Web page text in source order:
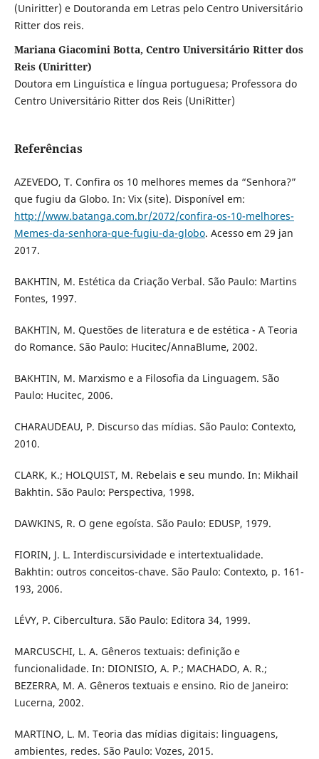
(Uniritter) e Doutoranda em Letras pelo Centro Universitário
Ritter dos reis.
Mariana Giacomini Botta, Centro Universitário Ritter dos
Reis (Uniritter)
Doutora em Linguística e língua portuguesa; Professora do
Centro Universitário Ritter dos Reis (UniRitter)
Referências
AZEVEDO, T. Confira os 10 melhores memes da “Senhora?”
que fugiu da Globo. In: Vix (site). Disponível em:
http://www.batanga.com.br/2072/confira-os-10-melhores-
Memes-da-senhora-que-fugiu-da-globo. Acesso em 29 jan
2017.
BAKHTIN, M. Estética da Criação Verbal. São Paulo: Martins
Fontes, 1997.
BAKHTIN, M. Questões de literatura e de estética - A Teoria
do Romance. São Paulo: Hucitec/AnnaBlume, 2002.
BAKHTIN, M. Marxismo e a Filosofia da Linguagem. São
Paulo: Hucitec, 2006.
CHARAUDEAU, P. Discurso das mídias. São Paulo: Contexto,
2010.
CLARK, K.; HOLQUIST, M. Rebelais e seu mundo. In: Mikhail
Bakhtin. São Paulo: Perspectiva, 1998.
DAWKINS, R. O gene egoísta. São Paulo: EDUSP, 1979.
FIORIN, J. L. Interdiscursividade e intertextualidade.
Bakhtin: outros conceitos-chave. São Paulo: Contexto, p. 161-
193, 2006.
LÉVY, P. Cibercultura. São Paulo: Editora 34, 1999.
MARCUSCHI, L. A. Gêneros textuais: definição e
funcionalidade. In: DIONISIO, A. P.; MACHADO, A. R.;
BEZERRA, M. A. Gêneros textuais e ensino. Rio de Janeiro:
Lucerna, 2002.
MARTINO, L. M. Teoria das mídias digitais: linguagens,
ambientes, redes. São Paulo: Vozes, 2015.